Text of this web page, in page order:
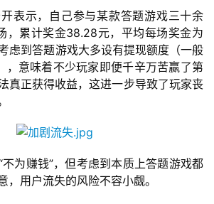
表示，自己参与某款答题游戏三十余
，累计奖金38.28元，平均每场奖金为
虑到答题游戏大多设有提现额度（一般
，意味着不少玩家即便千辛万苦赢了第
真正获得收益，这进一步导致了玩家丧
为赚钱”，但考虑到本质上答题游戏都
，用户流失的风险不容小觑。